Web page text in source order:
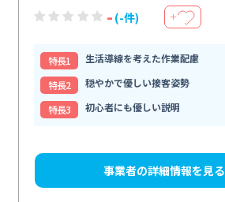
- (-件) ＋
特⻑1
生活導線を考えた作業配慮
特⻑2
穏やかで優しい接客姿勢
特⻑3
初心者にも優しい説明
事業者の詳細情報を見る